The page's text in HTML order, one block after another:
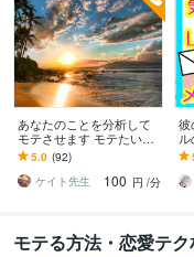
あなたのことを分析して
モテさせます モテたい！
恋愛したい！結婚した
い！
5.0 (92)
ケイト先生
100 円 /分
彼
ル
S
モテる方法・恋愛テ